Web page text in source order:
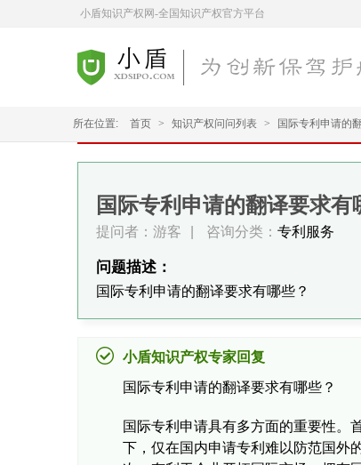
小盾知识产权网-全国知识产权官方平台
所在位置: 首页 > 知识产权问问列表 > 国际专利申请的
国际专利申请的翻译要求有
提问者：游客 咨询分类： 专利服务
问题描述：
国际专利申请的翻译要求有哪些？
小盾知识产权专家回复
国际专利申请的翻译要求有哪些？
国际专利申请具有多方面的重要性。
下，仅在国内申请专利难以防范国外